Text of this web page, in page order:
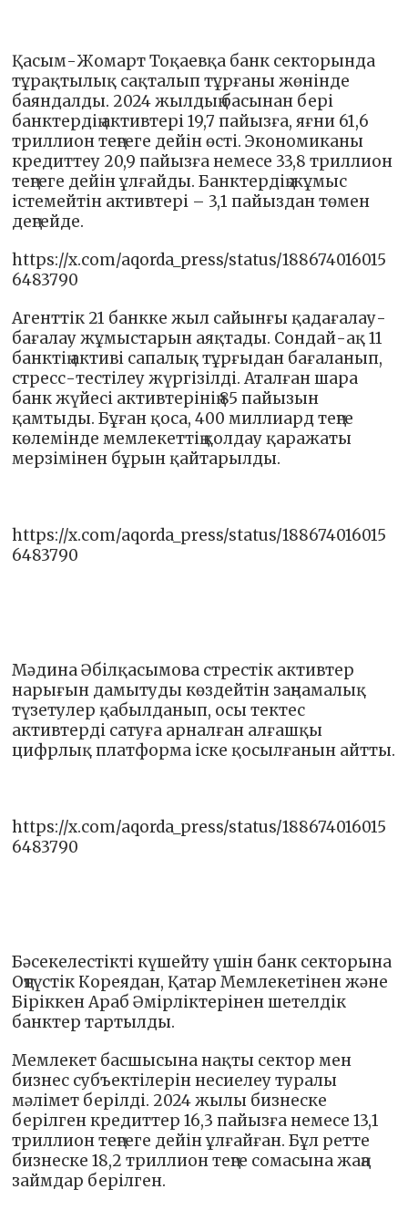
Қасым-Жомарт Тоқаевқа банк секторында
тұрақтылық сақталып тұрғаны жөнінде
баяндалды. 2024 жылдың басынан бері
банктердің активтері 19,7 пайызға, яғни 61,6
триллион теңгеге дейін өсті. Экономиканы
кредиттеу 20,9 пайызға немесе 33,8 триллион
теңгеге дейін ұлғайды. Банктердің жұмыс
істемейтін активтері – 3,1 пайыздан төмен
деңгейде.
https://x.com/aqorda_press/status/188674016015
6483790
Агенттік 21 банкке жыл сайынғы қадағалау-
бағалау жұмыстарын аяқтады. Сондай-ақ 11
банктің активі сапалық тұрғыдан бағаланып,
стресс-тестілеу жүргізілді. Аталған шара
банк жүйесі активтерінің 85 пайызын
қамтыды. Бұған қоса, 400 миллиард теңге
көлемінде мемлекеттің қолдау қаражаты
мерзімінен бұрын қайтарылды.
https://x.com/aqorda_press/status/188674016015
6483790
Мәдина Әбілқасымова стрестік активтер
нарығын дамытуды көздейтін заңнамалық
түзетулер қабылданып, осы тектес
активтерді сатуға арналған алғашқы
цифрлық платформа іске қосылғанын айтты.
https://x.com/aqorda_press/status/188674016015
6483790
Бәсекелестікті күшейту үшін банк секторына
Оңтүстік Кореядан, Қатар Мемлекетінен және
Біріккен Араб Әмірліктерінен шетелдік
банктер тартылды.
Мемлекет басшысына нақты сектор мен
бизнес субъектілерін несиелеу туралы
мәлімет берілді. 2024 жылы бизнеске
берілген кредиттер 16,3 пайызға немесе 13,1
триллион теңгеге дейін ұлғайған. Бұл ретте
бизнеске 18,2 триллион теңге сомасына жаңа
займдар берілген.